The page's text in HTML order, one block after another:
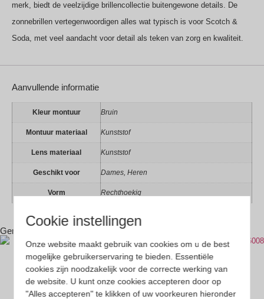
merk, biedt de veelzijdige brillencollectie buitengewone details. De
zonnebrillen vertegenwoordigen alles wat typisch is voor Scotch &
Soda, met veel aandacht voor detail als teken van zorg en kwaliteit.
Aanvullende informatie
Kleur montuur Bruin
Montuur materiaal Kunststof
Lens materiaal Kunststof
Geschikt voor Dames, Heren
Vorm Rechthoekig
Gerelateerde producten
Cookie instellingen
Onze website maakt gebruik van cookies om u de best
mogelijke gebruikerservaring te bieden. Essentiële
cookies zijn noodzakelijk voor de correcte werking van
de website. U kunt onze cookies accepteren door op
"Alles accepteren" te klikken of uw voorkeuren hieronder